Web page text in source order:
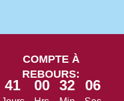
COMPTE À
REBOURS:
41 00 32 04